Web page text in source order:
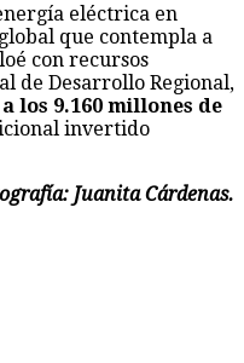
eléctrica en
que contempla a
con recursos
de Desarrollo Regional,
los 9.160 millones de
invertido
Juanita Cárdenas.